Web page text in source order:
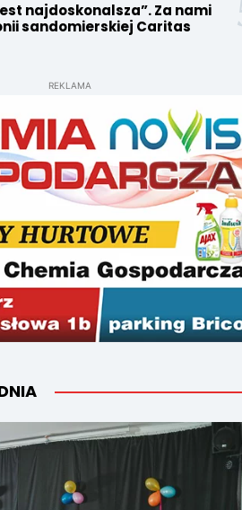
najdoskonalsza”. Za nami
sandomierskiej Caritas
REKLAMA